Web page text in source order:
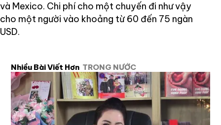
và Mexico. Chi phí cho một chuyến đi như vậy
cho một người vào khoảng từ 60 đến 75 ngàn
USD.
Nhiều Bài Viết Hơn TRONG NƯỚC